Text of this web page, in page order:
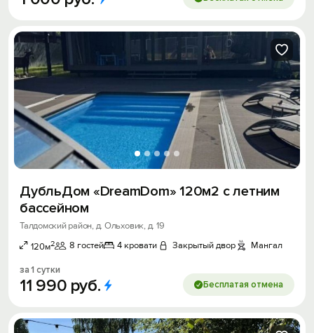
ДубльДом «DreamDom» 120м2 с летним
бассейном
Талдомский район, д. Ольховик, д. 19
120м2 8 гостей 4 кровати Закрытый двор Мангал
за 1 сутки
11 990 руб. Бесплатая отмена